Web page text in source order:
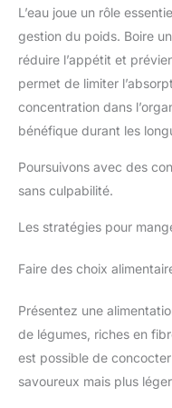
L’eau joue un rôle
gestion du poids. Boire
réduire l’appétit et
permet de limiter
concentration dans
bénéfique durant les
Poursuivons avec des
sans culpabilité.
Les stratégies pour
Faire des choix
Présentez une
de légumes, riches en
est possible de
savoureux mais plus